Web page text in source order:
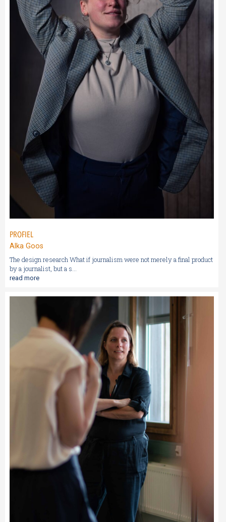
PROFIEL
Alka Goos
The design research What if journalism were not merely a final product
by a journalist, but a s...
read more